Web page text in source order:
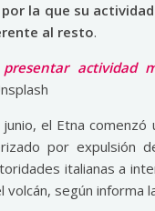
la que su
al resto.
actividad
el Etna comenzó
por expulsión
italianas a
volcán, según informa